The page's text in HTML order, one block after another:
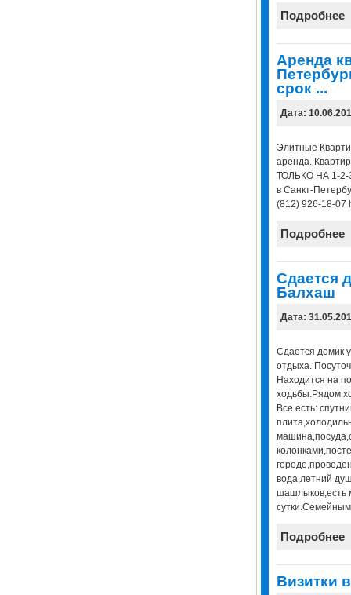
Подробнее
Аренда
срок ...
Дата:
Элитные
аренда.
ТОЛЬКО НА 1-2-
в Санкт-
(812) 926-18-07
Подробнее
Сдается
Балхаш
Дата:
Сдается домик
отдыха.
Находится на
ходьбы.Рядом
Все есть:
вода,летний
шашлыков,есть
Подробнее
Визитки